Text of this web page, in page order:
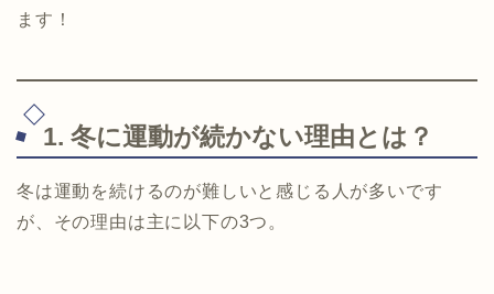
ます！
1. 冬に運動が続かない理由とは？
冬は運動を続けるのが難しいと感じる人が多いです
が、その理由は主に以下の3つ。